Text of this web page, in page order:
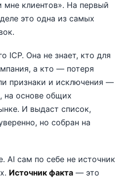
мне клиентов». На первый
это одна из самых
ICP. Она не знает, кто для
а кто — потеря
признаки и исключения —
на основе общих
И выдаст список,
но собран на
AI сам по себе не источник
Источник факта — это